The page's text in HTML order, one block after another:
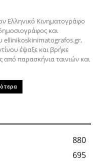
Ελληνικό Κινηματογράφο
και
ellinikoskinimatografos.gr,
έψαξε και βρήκε
από παρασκήνια ταινιών και
880
695